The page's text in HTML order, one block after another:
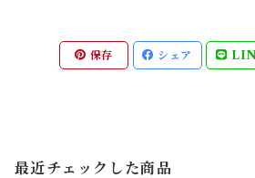
保存 シェア
最近チェックした商品